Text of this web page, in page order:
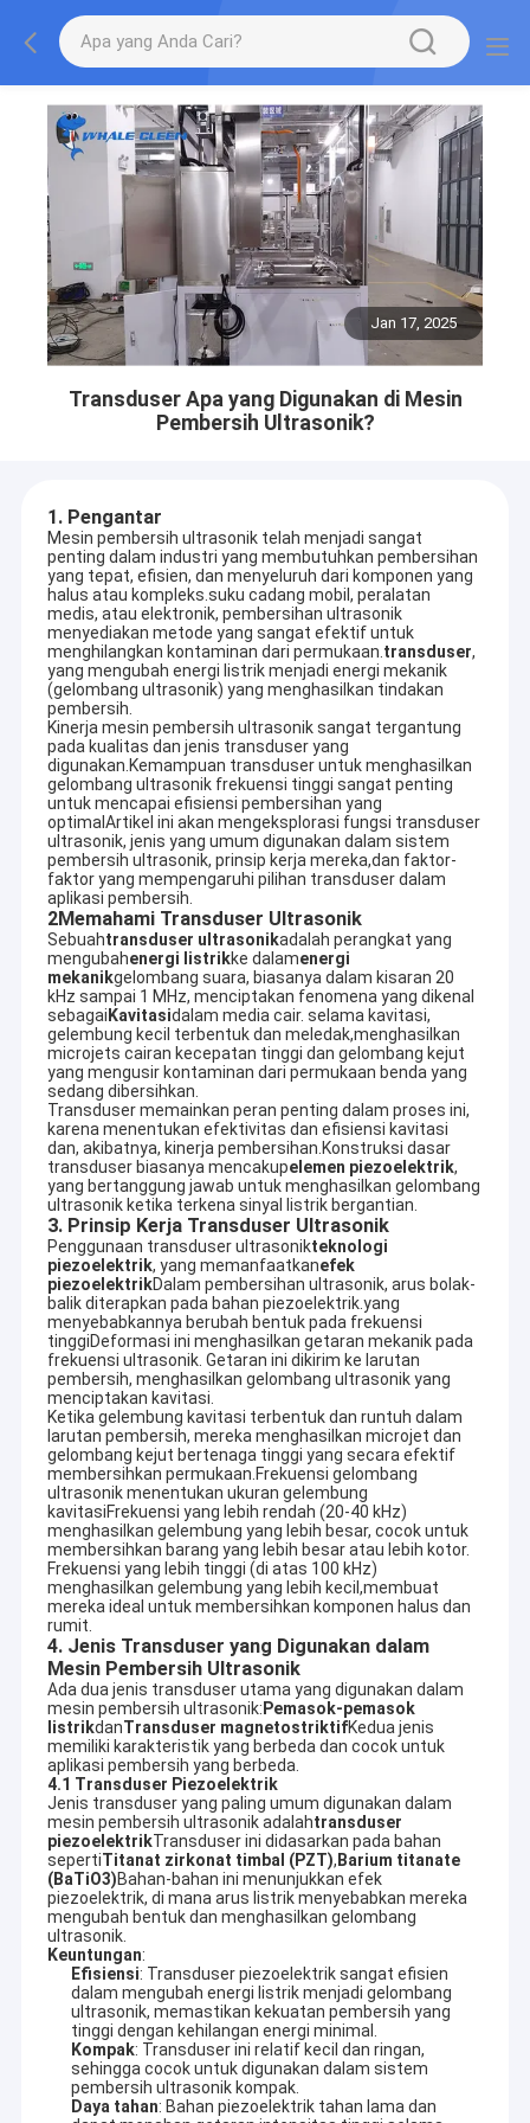
Jan 17, 2025
Transduser Apa yang Digunakan di Mesin
Pembersih Ultrasonik?
1. Pengantar
Mesin pembersih ultrasonik telah menjadi sangat
penting dalam industri yang membutuhkan pembersihan
yang tepat, efisien, dan menyeluruh dari komponen yang
halus atau kompleks.suku cadang mobil, peralatan
medis, atau elektronik, pembersihan ultrasonik
menyediakan metode yang sangat efektif untuk
menghilangkan kontaminan dari permukaan.transduser,
yang mengubah energi listrik menjadi energi mekanik
(gelombang ultrasonik) yang menghasilkan tindakan
pembersih.
Kinerja mesin pembersih ultrasonik sangat tergantung
pada kualitas dan jenis transduser yang
digunakan.Kemampuan transduser untuk menghasilkan
gelombang ultrasonik frekuensi tinggi sangat penting
untuk mencapai efisiensi pembersihan yang
optimalArtikel ini akan mengeksplorasi fungsi transduser
ultrasonik, jenis yang umum digunakan dalam sistem
pembersih ultrasonik, prinsip kerja mereka,dan faktor-
faktor yang mempengaruhi pilihan transduser dalam
aplikasi pembersih.
2Memahami Transduser Ultrasonik
Sebuahtransduser ultrasonikadalah perangkat yang
mengubahenergi listrikke dalamenergi
mekanikgelombang suara, biasanya dalam kisaran 20
kHz sampai 1 MHz, menciptakan fenomena yang dikenal
sebagai Kavitasidalam media cair. selama kavitasi,
gelembung kecil terbentuk dan meledak,menghasilkan
microjets cairan kecepatan tinggi dan gelombang kejut
yang mengusir kontaminan dari permukaan benda yang
sedang dibersihkan.
Transduser memainkan peran penting dalam proses ini,
karena menentukan efektivitas dan efisiensi kavitasi
dan, akibatnya, kinerja pembersihan.Konstruksi dasar
transduser biasanya mencakupelemen piezoelektrik,
yang bertanggung jawab untuk menghasilkan gelombang
ultrasonik ketika terkena sinyal listrik bergantian.
3. Prinsip Kerja Transduser Ultrasonik
Penggunaan transduser ultrasonikteknologi
piezoelektrik, yang memanfaatkanefek
piezoelektrikDalam pembersihan ultrasonik, arus bolak-
balik diterapkan pada bahan piezoelektrik.yang
menyebabkannya berubah bentuk pada frekuensi
tinggiDeformasi ini menghasilkan getaran mekanik pada
frekuensi ultrasonik. Getaran ini dikirim ke larutan
pembersih, menghasilkan gelombang ultrasonik yang
menciptakan kavitasi.
Ketika gelembung kavitasi terbentuk dan runtuh dalam
larutan pembersih, mereka menghasilkan microjet dan
gelombang kejut bertenaga tinggi yang secara efektif
membersihkan permukaan.Frekuensi gelombang
ultrasonik menentukan ukuran gelembung
kavitasiFrekuensi yang lebih rendah (20-40 kHz)
menghasilkan gelembung yang lebih besar, cocok untuk
membersihkan barang yang lebih besar atau lebih kotor.
Frekuensi yang lebih tinggi (di atas 100 kHz)
menghasilkan gelembung yang lebih kecil,membuat
mereka ideal untuk membersihkan komponen halus dan
rumit.
4. Jenis Transduser yang Digunakan dalam
Mesin Pembersih Ultrasonik
Ada dua jenis transduser utama yang digunakan dalam
mesin pembersih ultrasonik: Pemasok-pemasok
listrikdanTransduser magnetostriktifKedua jenis
memiliki karakteristik yang berbeda dan cocok untuk
aplikasi pembersih yang berbeda.
4.1 Transduser Piezoelektrik
Jenis transduser yang paling umum digunakan dalam
mesin pembersih ultrasonik adalahtransduser
piezoelektrikTransduser ini didasarkan pada bahan
sepertiTitanat zirkonat timbal (PZT), Barium titanate
(BaTiO3)Bahan-bahan ini menunjukkan efek
piezoelektrik, di mana arus listrik menyebabkan mereka
mengubah bentuk dan menghasilkan gelombang
ultrasonik.
Keuntungan:
Efisiensi: Transduser piezoelektrik sangat efisien
dalam mengubah energi listrik menjadi gelombang
ultrasonik, memastikan kekuatan pembersih yang
tinggi dengan kehilangan energi minimal.
Kompak: Transduser ini relatif kecil dan ringan,
sehingga cocok untuk digunakan dalam sistem
pembersih ultrasonik kompak.
Daya tahan: Bahan piezoelektrik tahan lama dan